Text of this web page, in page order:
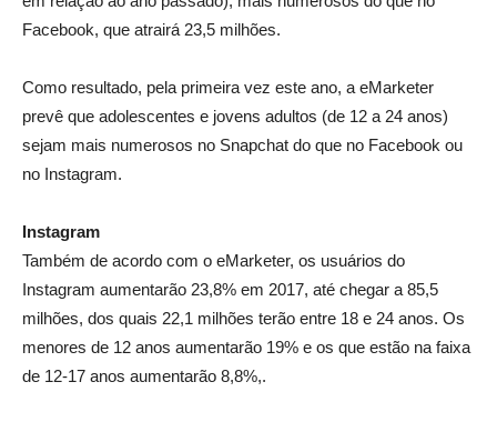
Facebook, que atrairá 23,5 milhões.
Como resultado, pela primeira vez este ano, a eMarketer
prevê que adolescentes e jovens adultos (de 12 a 24 anos)
sejam mais numerosos no Snapchat do que no Facebook ou
no Instagram.
Instagram
Também de acordo com o eMarketer, os usuários do
Instagram aumentarão 23,8% em 2017, até chegar a 85,5
milhões, dos quais 22,1 milhões terão entre 18 e 24 anos. Os
menores de 12 anos aumentarão 19% e os que estão na faixa
de 12-17 anos aumentarão 8,8%,.